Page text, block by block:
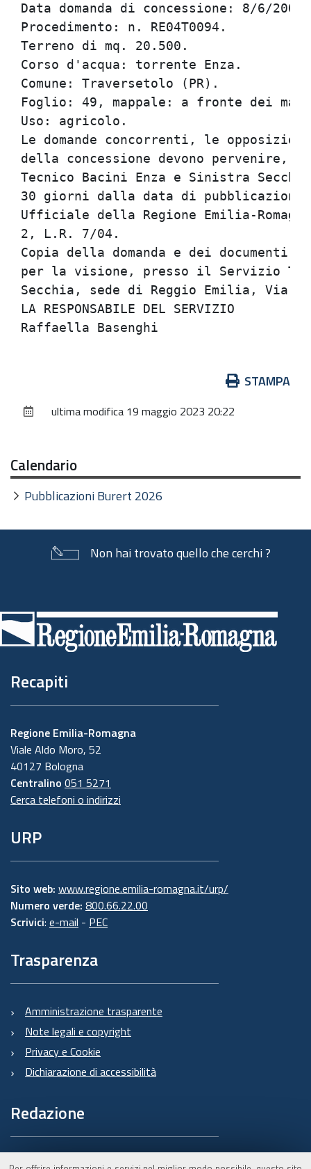
Data domanda di
Terreno di
Corso
Comune:
Foglio: 49, mappale: a
Uso:
Le domande concorrenti, le
della concessione devono
Tecnico Bacini Enza e Sinistra
30 giorni dalla data di
Ufficiale della Regione Emilia-
2,
Copia della domanda e dei
per la visione, presso il
Secchia, sede di Reggio
LA
documento
STAMPA
ultima modifica 19 maggio 2023 20:22
Calendario
Pubblicazioni Burert 2026
Non hai trovato quello che cerchi ?
di
pagina
Recapiti
Regione Emilia-Romagna
Viale Aldo Moro, 52
40127 Bologna
Centralino 051 5271
Cerca telefoni o indirizzi
URP
Sito web: www.regione.emilia-romagna.it/urp/
Numero verde: 800.66.22.00
Scrivici: e-mail - PEC
Trasparenza
Amministrazione trasparente
Note legali e copyright
Privacy e Cookie
Dichiarazione di accessibilità
Redazione
Informazioni sul Burert